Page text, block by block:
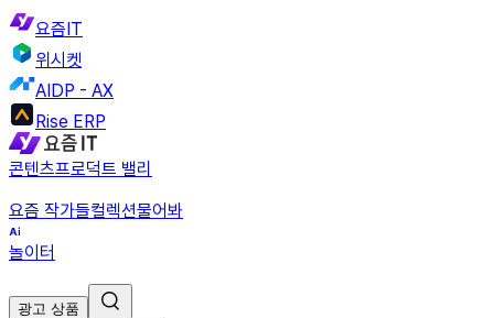
요즘IT
위시켓
AIDP - AX
Rise ERP
콘텐츠프로덕트 밸리
요즘 작가들컬렉션물어봐
놀이터
광고 상품